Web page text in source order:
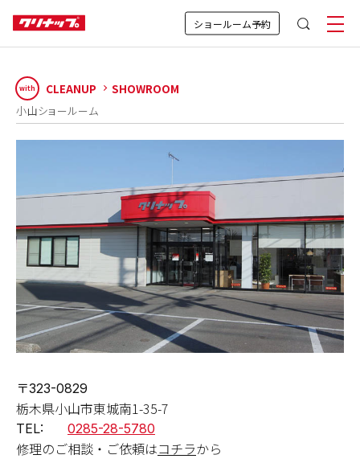
ショールーム予約
with CLEANUP SHOWROOM
小山ショールーム
〒323-0829
栃木県小山市東城南1-35-7
TEL: 0285-28-5780
修理のご相談・ご依頼はコチラから